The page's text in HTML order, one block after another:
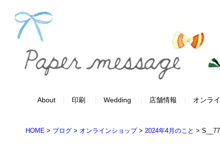
About 印刷 Wedding 店舗情報 オンラ
HOME > ブログ > オンラインショップ> 2024年4月のこと >